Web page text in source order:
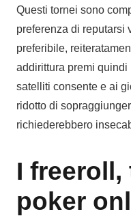
Questi tornei sono
preferenza di reputarsi
preferibile,
addirittura premi
satelliti consente e ai
ridotto di
richiederebbero
I freeroll,
poker